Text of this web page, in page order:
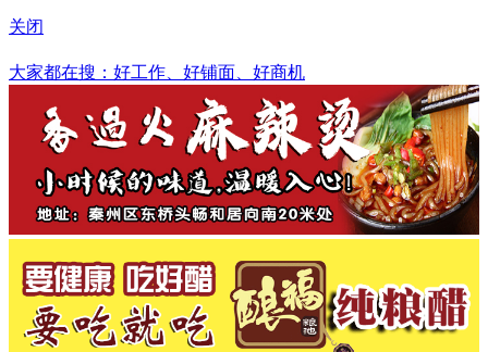
关闭
大家都在搜：好工作、好铺面、好商机